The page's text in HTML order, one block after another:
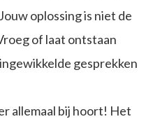
oplossing is niet de
of laat ontstaan
gesprekken
allemaal bij hoort! Het